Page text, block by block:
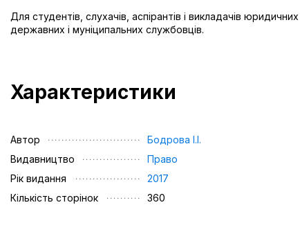
Для студентів, слухачів, аспірантів і викладачів
державних і муніципальних службовців.
Характеристики
Автор
Бодрова І.І.
Видавництво
Право
Рік видання
2017
Кількість сторінок
360